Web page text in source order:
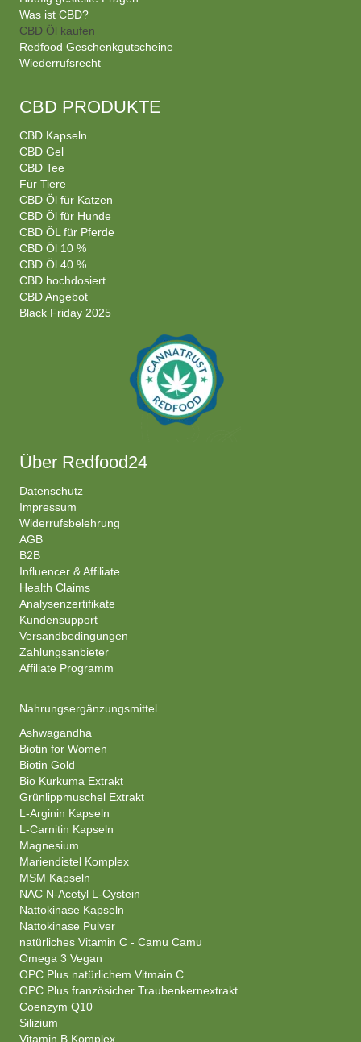
Was ist CBD?
CBD Öl kaufen
Redfood Geschenkgutscheine
Wiederrufsrecht
CBD PRODUKTE
CBD Kapseln
CBD Gel
CBD Tee
Für Tiere
CBD Öl für Katzen
CBD Öl für Hunde
CBD ÖL für Pferde
CBD Öl 10 %
CBD Öl 40 %
CBD hochdosiert
CBD Angebot
Black Friday 2025
Über Redfood24
Datenschutz
Impressum
Widerrufsbelehrung
AGB
B2B
Influencer & Affiliate
Health Claims
Analysenzertifikate
Kundensupport
Versandbedingungen
Zahlungsanbieter
Affiliate Programm
Nahrungsergänzungsmittel
Ashwagandha
Biotin for Women
Biotin Gold
Bio Kurkuma Extrakt
Grünlippmuschel Extrakt
L-Arginin Kapseln
L-Carnitin Kapseln
Magnesium
Mariendistel Komplex
MSM Kapseln
NAC N-Acetyl L-Cystein
Nattokinase Kapseln
Nattokinase Pulver
natürliches Vitamin C - Camu Camu
Omega 3 Vegan
OPC Plus natürlichem Vitmain C
OPC Plus französicher Traubenkernextrakt
Coenzym Q10
Silizium
Vitamin B Komplex